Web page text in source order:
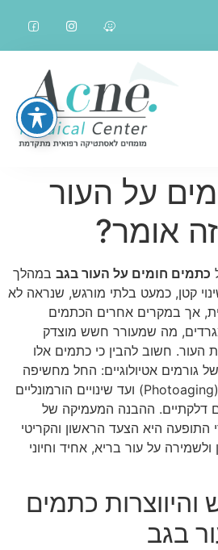
על העור
אומר?
כתמים חומים על העור בגב במהלך
קטן, כמעט בלתי מורגש, שנראה לא
אך במקרים אחרים הכתמים
מה שמעורר חשש מוצדק
העור. חשוב להבין כי כתמים אלו
גורמים אטיולוגיים: החל מחשיפה
מצטברת לקרינת השמש (Photoaging) ועד שינויים הורמונליים
דלקתיים. ההבנה המעמיקה של
התופעה היא הצעד הראשון והקריטי
על עור בריא, אחיד וחיוני
כתמים
בגב